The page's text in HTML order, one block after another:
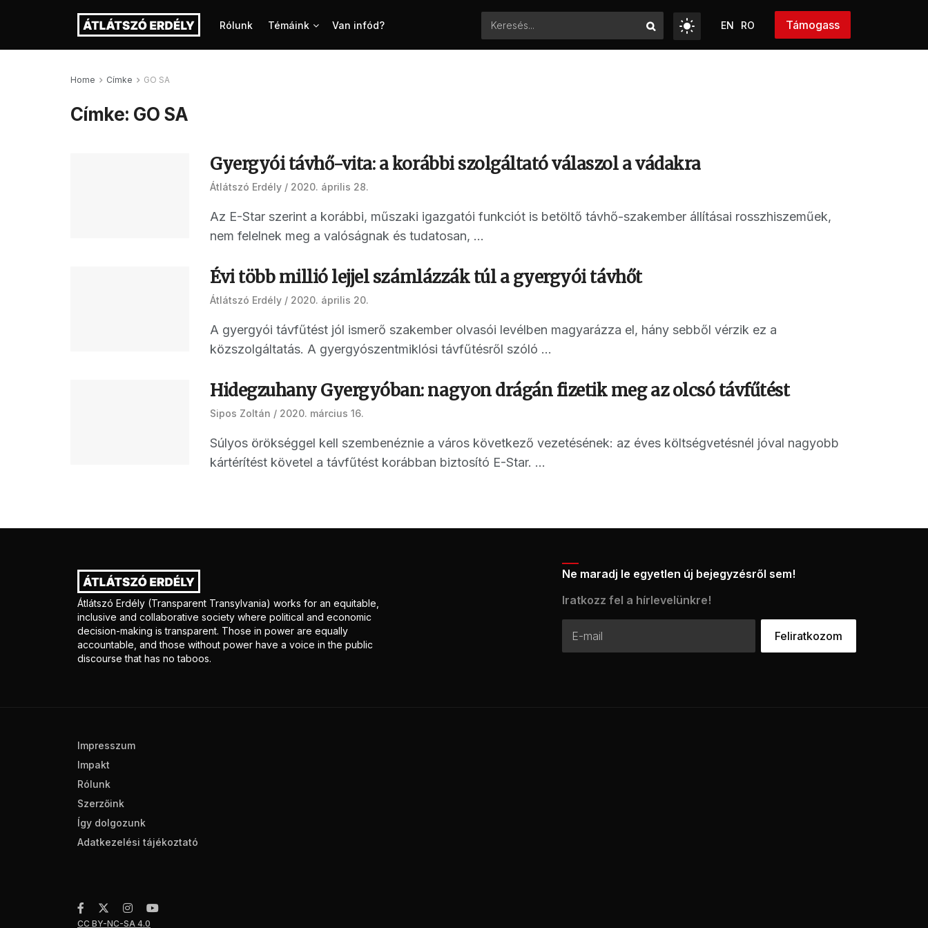
Rólunk Témáink Van infód? EN RO Támogass
Home Címke GO SA
Címke: GO SA
Gyergyói távhő-vita: a korábbi szolgáltató válaszol a vádakra
Átlátszó Erdély 2020. április 28.
Az E-Star szerint a korábbi, műszaki igazgatói funkciót is betöltő távhő-szakember állításai rosszhiszeműek,
nem felelnek meg a valóságnak és tudatosan, ...
Évi több millió lejjel számlázzák túl a gyergyói távhőt
Átlátszó Erdély 2020. április 20.
A gyergyói távfűtést jól ismerő szakember olvasói levélben magyarázza el, hány sebből vérzik ez a
közszolgáltatás. A gyergyószentmiklósi távfűtésről szóló ...
Hidegzuhany Gyergyóban: nagyon drágán fizetik meg az olcsó távfűtést
Sipos Zoltán 2020. március 16.
Súlyos örökséggel kell szembenéznie a város következő vezetésének: az éves költségvetésnél jóval nagyobb
kártérítést követel a távfűtést korábban biztosító E-Star. ...
Átlátszó Erdély (Transparent Transylvania) works for an equitable,
inclusive and collaborative society where political and economic
decision-making is transparent. Those in power are equally
accountable, and those without power have a voice in the public
discourse that has no taboos.
Ne maradj le egyetlen új bejegyzésről sem!
Iratkozz fel a hírlevelünkre!
Impresszum
Impakt
Rólunk
Szerzőink
Így dolgozunk
Adatkezelési tájékoztató
CC BY-NC-SA 4.0